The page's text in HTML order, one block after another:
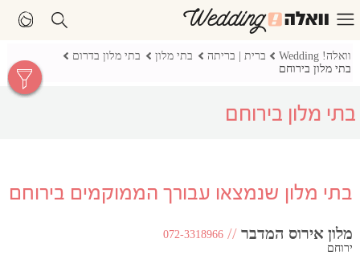
וואלה! Wedding ברית | בריתה בתי מלון
בתי מלון בדרום
בתי מלון בירוחם
בתי מלון בירוחם
בתי מלון שנמצאו עבורך הממוקמים בירוחם
מלון אירוס המדבר //
072-3318966
ירוחם